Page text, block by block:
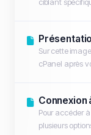
Sur cette
cPanel après
Connexion
Pour accéder
plusieurs